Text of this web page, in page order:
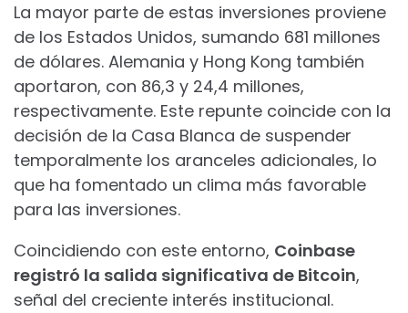
La mayor parte de estas inversiones proviene
de los Estados Unidos, sumando 681 millones
de dólares. Alemania y Hong Kong también
aportaron, con 86,3 y 24,4 millones,
respectivamente. Este repunte coincide con la
decisión de la Casa Blanca de suspender
temporalmente los aranceles adicionales, lo
que ha fomentado un clima más favorable
para las inversiones.
Coincidiendo con este entorno, Coinbase
registró la salida significativa de Bitcoin,
señal del creciente interés institucional.